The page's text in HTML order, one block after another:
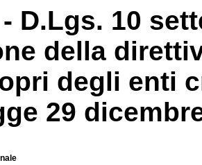
D.Lgs. 10
della
degli enti
29